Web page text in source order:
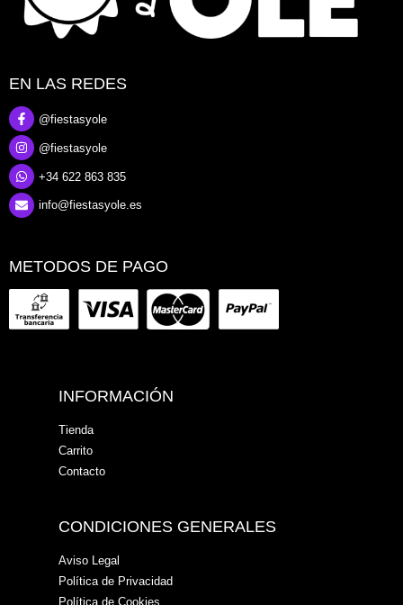
EN LAS REDES
@fiestasyole
@fiestasyole
+34 622 863 835
info@fiestasyole.es
METODOS DE PAGO
INFORMACIÓN
Tienda
Carrito
Contacto
CONDICIONES GENERALES
Aviso Legal
Política de Privacidad
Política de Cookies